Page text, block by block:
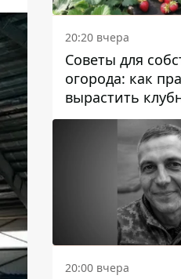
20:20 вчера
Советы для
огорода: как
вырастить
20:00 вчера